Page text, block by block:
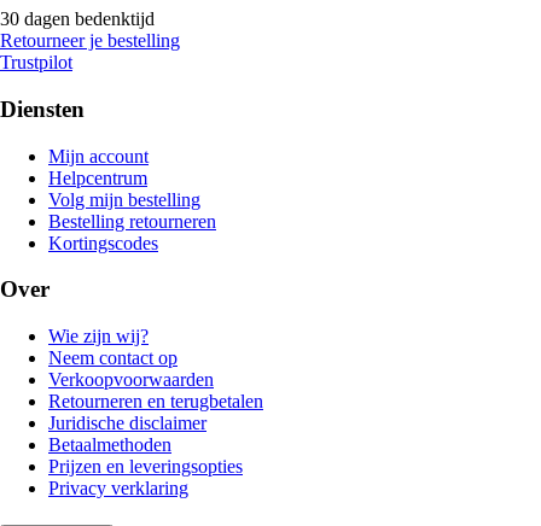
30 dagen bedenktijd
Retourneer je bestelling
Trustpilot
Diensten
Mijn account
Helpcentrum
Volg mijn bestelling
Bestelling retourneren
Kortingscodes
Over
Wie zijn wij?
Neem contact op
Verkoopvoorwaarden
Retourneren en terugbetalen
Juridische disclaimer
Betaalmethoden
Prijzen en leveringsopties
Privacy verklaring